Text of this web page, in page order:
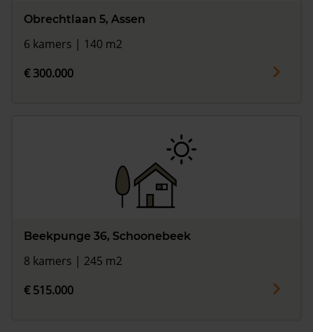
Obrechtlaan 5, Assen
6 kamers | 140 m2
€ 300.000
Beekpunge 36, Schoonebeek
8 kamers | 245 m2
€ 515.000